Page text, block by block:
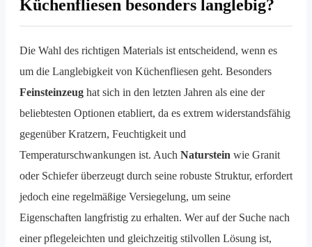
Küchenfliesen besonders langlebig?
Die Wahl des richtigen Materials ist entscheidend, wenn es
um die Langlebigkeit von Küchenfliesen geht. Besonders
Feinsteinzeug hat sich in den letzten Jahren als eine der
beliebtesten Optionen etabliert, da es extrem widerstandsfähig
gegenüber Kratzern, Feuchtigkeit und
Temperaturschwankungen ist. Auch Naturstein wie Granit
oder Schiefer überzeugt durch seine robuste Struktur, erfordert
jedoch eine regelmäßige Versiegelung, um seine
Eigenschaften langfristig zu erhalten. Wer auf der Suche nach
einer pflegeleichten und gleichzeitig stilvollen Lösung ist,